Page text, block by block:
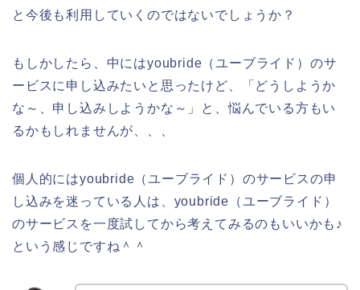
と今後も利用していくのではないでしょうか？
もしかしたら、中にはyoubride（ユーブライド）のサ
ービスに申し込みたいと思ったけど、「どうしようか
な～、申し込みしようかな～」と、悩んでいる方もい
るかもしれませんが、、、
個人的にはyoubride（ユーブライド）のサービスの申
し込みを迷っている人は、youbride（ユーブライド）
のサービスを一度試してから考えてみるのもいいかも♪
という感じですね＾＾